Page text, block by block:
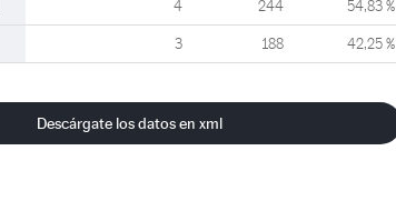
4 244 54,83 %
3 188 42,25 %
Descárgate los datos en xml